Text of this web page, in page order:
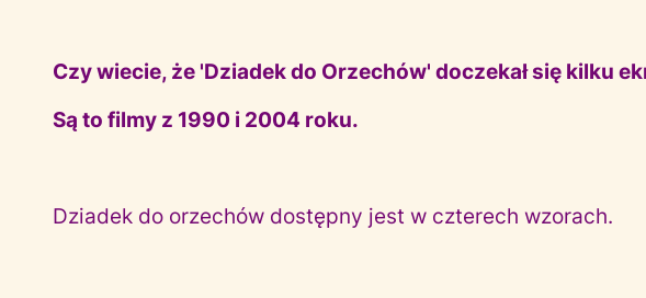
Czy wiecie, że 'Dziadek do Orzechów' doczekał się kilku
Są to filmy z 1990 i 2004 roku.
Dziadek do orzechów dostępny jest w czterech wzorach.